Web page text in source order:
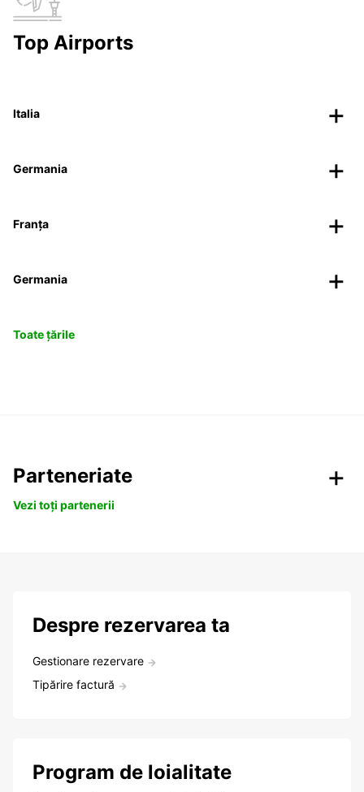
Top Airports
Italia
Germania
Franța
Germania
Toate țările
Parteneriate
Vezi toți partenerii
Despre rezervarea ta
Gestionare rezervare
Tipărire factură
Program de loialitate